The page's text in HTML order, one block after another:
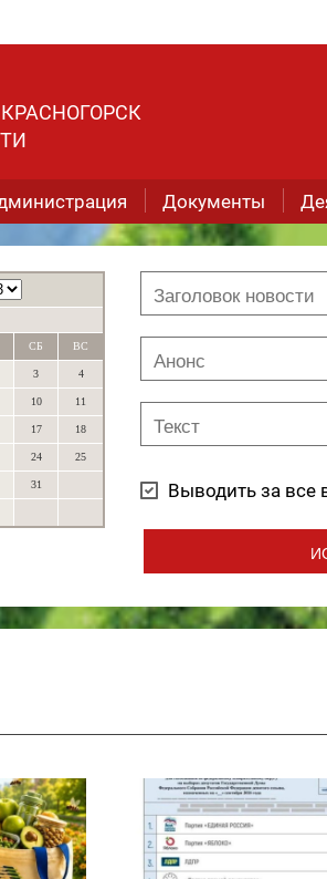
Документы
СБ ВС
3 4
10 11
17 18
24 25
31 Выводить за все